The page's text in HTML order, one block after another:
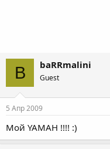
B baRRmalini
Guest
5 Апр 2009
Мой YAMAH !!!! :)